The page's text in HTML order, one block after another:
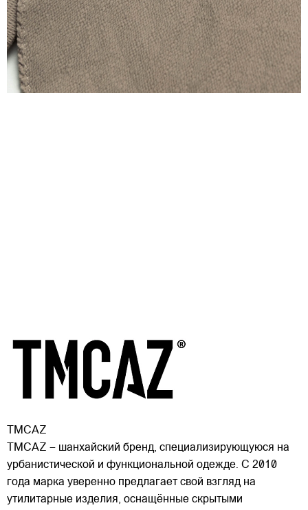
TMCAZ
TMCAZ – шанхайский бренд, специализирующуюся на
урбанистической и функциональной одежде. С 2010
года марка уверенно предлагает свой взгляд на
утилитарные изделия, оснащённые скрытыми